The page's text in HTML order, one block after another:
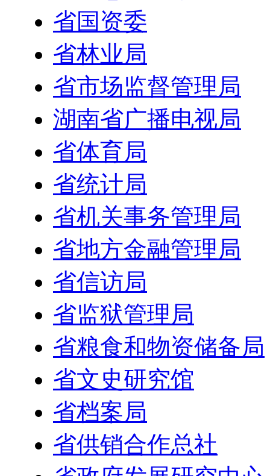
省国资委
省林业局
省市场监督管理局
湖南省广播电视局
省体育局
省统计局
省机关事务管理局
省地方金融管理局
省信访局
省监狱管理局
省粮食和物资储备局
省文史研究馆
省档案局
省供销合作总社